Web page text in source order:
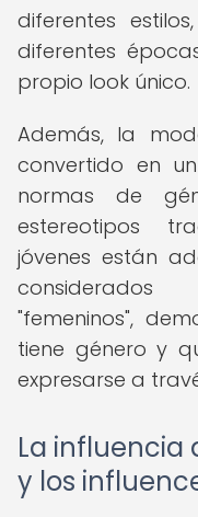
diferentes
diferentes
propio look único.
Además, la
convertido en
normas de
estereotipos
jóvenes están
"femeninos",
tiene género y
expresarse a
La influencia
y los